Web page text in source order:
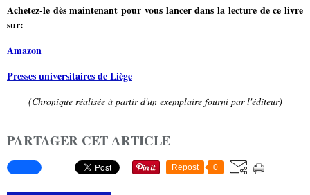
Achetez-le dès maintenant pour vous lancer dans la lecture de ce livre
sur:
Amazon
Presses universitaires de Liège
(Chronique réalisée à partir d'un exemplaire fourni par l'éditeur)
PARTAGER CET ARTICLE
Repost 0